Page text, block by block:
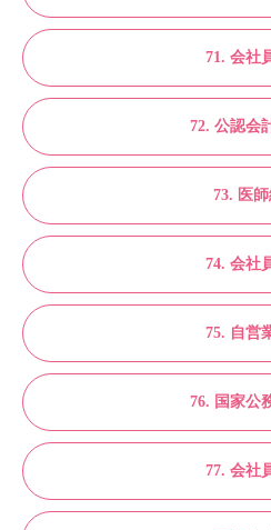
71. 会社
72. 公認会
73. 医
74. 会社
75. 自営
76. 国家公
77. 会社